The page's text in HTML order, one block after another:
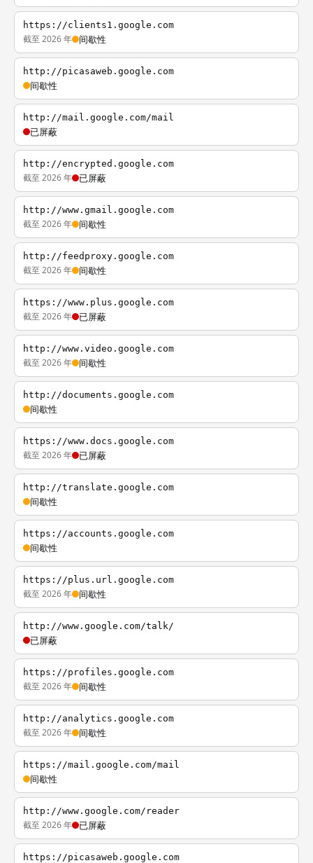
https://clients1.google.com
截至 2026 年 间歇性
http://picasaweb.google.com
间歇性
http://mail.google.com/mail
已屏蔽
http://encrypted.google.com
截至 2026 年 已屏蔽
http://www.gmail.google.com
截至 2026 年 间歇性
http://feedproxy.google.com
截至 2026 年 间歇性
https://www.plus.google.com
截至 2026 年 已屏蔽
http://www.video.google.com
截至 2026 年 间歇性
http://documents.google.com
间歇性
https://www.docs.google.com
截至 2026 年 已屏蔽
http://translate.google.com
间歇性
https://accounts.google.com
间歇性
https://plus.url.google.com
截至 2026 年 间歇性
http://www.google.com/talk/
已屏蔽
https://profiles.google.com
截至 2026 年 间歇性
http://analytics.google.com
截至 2026 年 间歇性
https://mail.google.com/mail
间歇性
http://www.google.com/reader
截至 2026 年 已屏蔽
https://picasaweb.google.com